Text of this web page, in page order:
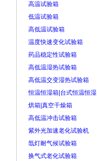
高温试验箱
低温试验箱
高低温试验箱
温度快速变化试验箱
药品稳定性试验箱
高低温湿热试验箱
高低温交变湿热试验箱
恒温恒湿箱|台式恒温恒湿
烘箱|真空干燥箱
高低温冲击试验箱
紫外光加速老化试验机
氙灯耐气候试验箱
换气式老化试验箱